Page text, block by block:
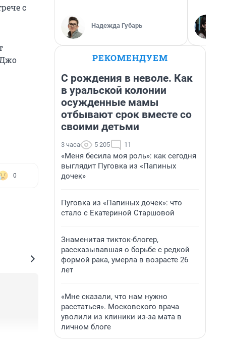
с
0
Надежда Губарь
РЕКОМЕНДУЕМ
С рождения в неволе. Как
в уральской колонии
осужденные мамы
отбывают срок вместе со
своими детьми
3 часа 5 205 11
«Меня бесила моя роль»: как сегодня
выглядит Пуговка из «Папиных
дочек»
Пуговка из «Папиных дочек»: что
стало с Екатериной Старшовой
Знаменитая тикток-блогер,
рассказывавшая о борьбе с редкой
формой рака, умерла в возрасте 26
лет
«Мне сказали, что нам нужно
расстаться». Московского врача
уволили из клиники из-за мата в
личном блоге